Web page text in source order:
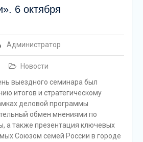
6 октября
Администратор
Новости
выездного семинара был
итогов и стратегическому
деловой программы
обмен мнениями по
а также презентация ключевых
Союзом семей России в городе